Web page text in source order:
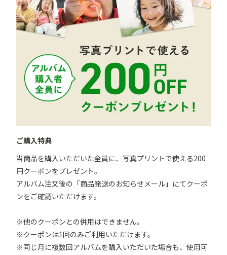
ご購入特典
当商品を購入いただいた全員に、写真プリントで使える200
円クーポンをプレゼント。
アルバム注文後の「商品発送のお知らせメール」にてクーポ
ンをご確認いただけます。
※他のクーポンとの併用はできません。
※クーポンは1回のみご利用いただけます。
※同じ月に複数回アルバムを購入いただいた場合も、使用可